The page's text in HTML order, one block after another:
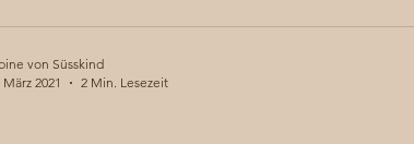
von Süsskind
März 2021
2 Min. Lesezeit